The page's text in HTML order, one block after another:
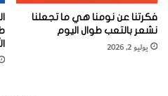
وكانت هذه التقانة جديدة حينها.
من أدوات الاستكشاف والحفر – بما
ما يشبه كورنكوپيا
فكرتنا عن نومنا هي ما تجعلنا
نشعر بالتعب طوال اليوم
يوليو 2, 2026